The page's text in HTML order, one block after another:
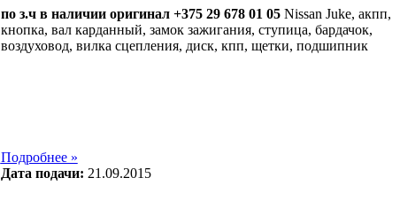
по з.ч в наличии оригинал +375 29 678 01 05Nissan Juke, акпп,
кнопка, вал карданный, замок зажигания, ступица, бардачок,
воздуховод, вилка сцепления, диск, кпп, щетки, подшипник
Подробнее »
Дата подачи: 21.09.2015